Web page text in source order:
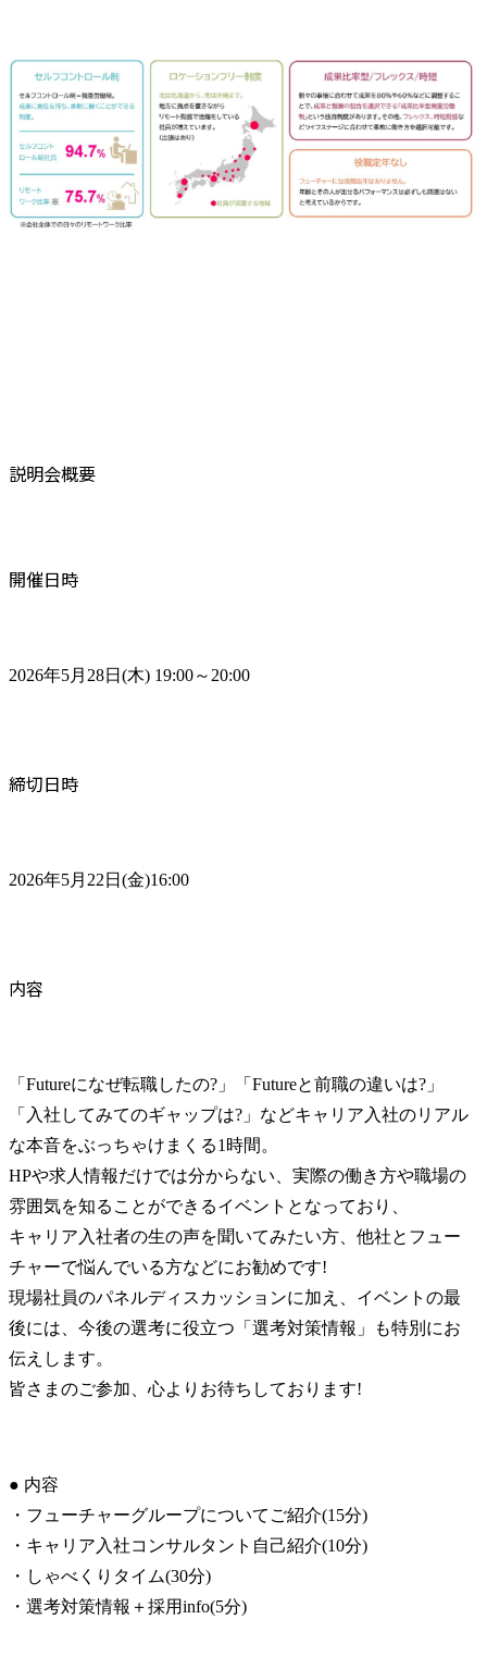
説明会概要
開催日時
2026年5月28日(木) 19:00～20:00
締切日時
2026年5月22日(金)16:00
内容
「Futureになぜ転職したの?」「Futureと前職の違いは?」
「入社してみてのギャップは?」などキャリア入社のリアル
な本音をぶっちゃけまくる1時間。
HPや求人情報だけでは分からない、実際の働き方や職場の
雰囲気を知ることができるイベントとなっており、
キャリア入社者の生の声を聞いてみたい方、他社とフュー
チャーで悩んでいる方などにお勧めです!
現場社員のパネルディスカッションに加え、イベントの最
後には、今後の選考に役立つ「選考対策情報」も特別にお
伝えします。
皆さまのご参加、心よりお待ちしております!
● 内容
・フューチャーグループについてご紹介(15分)
・キャリア入社コンサルタント自己紹介(10分)
・しゃべくりタイム(30分)
・選考対策情報＋採用info(5分)